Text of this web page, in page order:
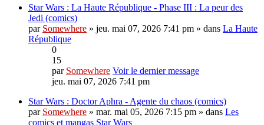
Star Wars : La Haute République - Phase III : La peur des
Jedi (comics)
par Somewhere » jeu. mai 07, 2026 7:41 pm » dans La Haute
République
0
15
par Somewhere Voir le dernier message
jeu. mai 07, 2026 7:41 pm
Star Wars : Doctor Aphra - Agente du chaos (comics)
par Somewhere » mar. mai 05, 2026 7:15 pm » dans Les
comics et mangas Star Wars